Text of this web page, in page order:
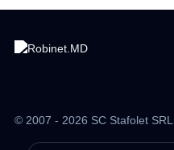
© 2007 - 2026 SC Stafolet SRL